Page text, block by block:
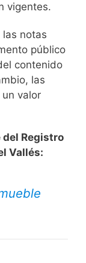
vigentes.
notas
público
contenido
las
valor
Registro
Vallés: